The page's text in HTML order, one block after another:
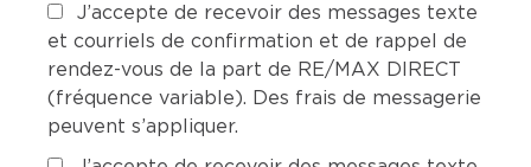
J’accepte de recevoir des messages texte
et courriels de confirmation et de rappel de
rendez-vous de la part de RE/MAX DIRECT
(fréquence variable). Des frais de messagerie
peuvent s’appliquer.